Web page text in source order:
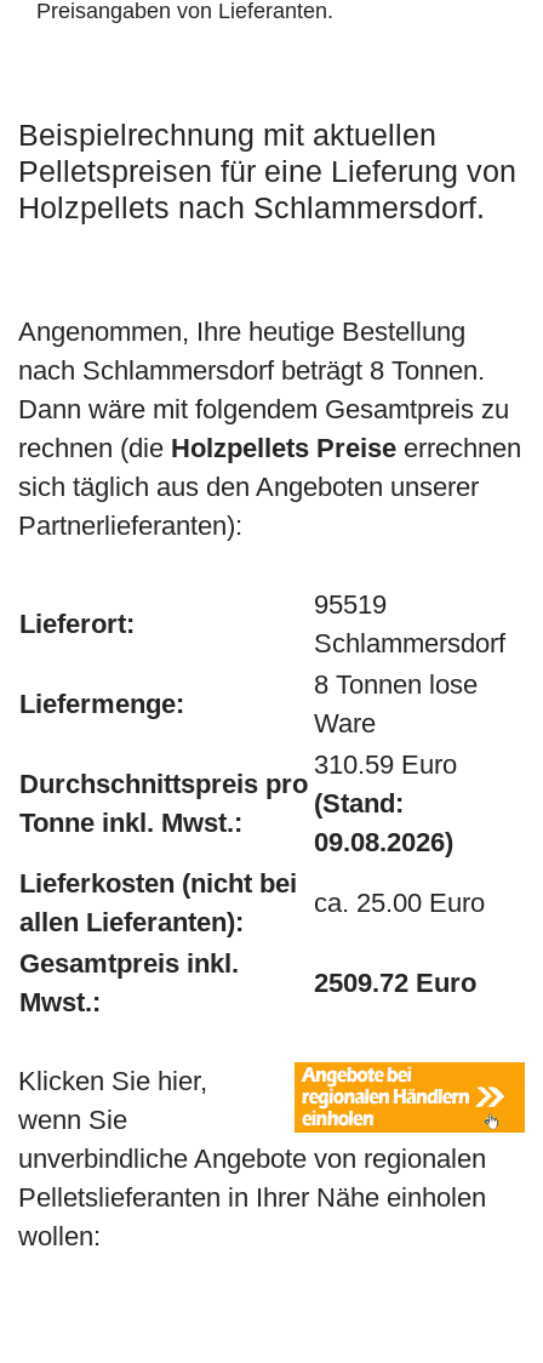
Preisangaben von Lieferanten.
Beispielrechnung mit aktuellen
Pelletspreisen für eine Lieferung von
Holzpellets nach Schlammersdorf.
Angenommen, Ihre heutige Bestellung
nach Schlammersdorf beträgt 8 Tonnen.
Dann wäre mit folgendem Gesamtpreis zu
rechnen (die Holzpellets Preise errechnen
sich täglich aus den Angeboten unserer
Partnerlieferanten):
Lieferort:
95519
Schlammersdorf
Liefermenge:
8 Tonnen lose
Ware
Durchschnittspreis pro
Tonne inkl. Mwst.:
310.59 Euro
(Stand:
09.08.2026)
Lieferkosten (nicht bei
allen Lieferanten):
ca. 25.00 Euro
Gesamtpreis inkl.
Mwst.:
2509.72 Euro
Klicken Sie hier,
wenn Sie
unverbindliche Angebote von regionalen
Pelletslieferanten in Ihrer Nähe einholen
wollen: